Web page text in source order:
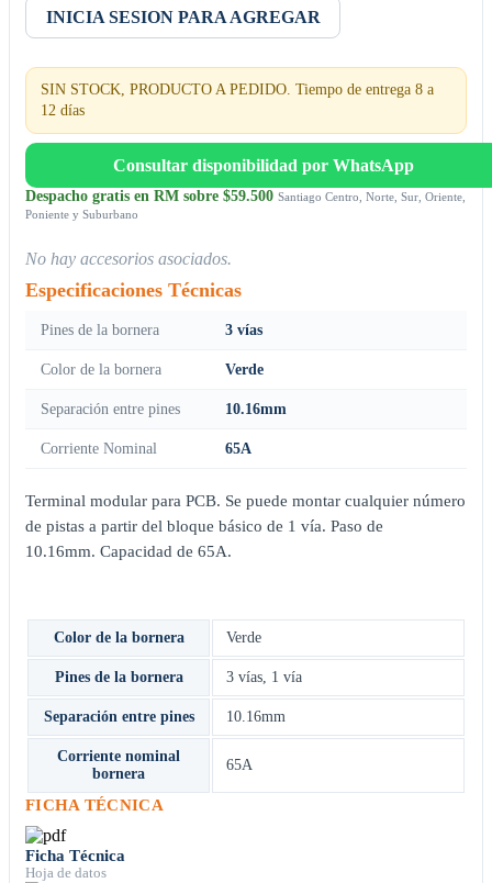
INICIA SESION PARA AGREGAR
SIN STOCK, PRODUCTO A PEDIDO. Tiempo de entrega 8 a
12 días
Consultar disponibilidad por WhatsApp
Despacho gratis en RM sobre $59.500 Santiago Centro, Norte, Sur, Oriente,
Poniente y Suburbano
No hay accesorios asociados.
Especificaciones Técnicas
Pines de la bornera 3 vías
Color de la bornera Verde
Separación entre pines 10.16mm
Corriente Nominal 65A
Terminal modular para PCB. Se puede montar cualquier número
de pistas a partir del bloque básico de 1 vía. Paso de
10.16mm. Capacidad de 65A.
Color de la bornera Verde
Pines de la bornera 3 vías, 1 vía
Separación entre pines 10.16mm
Corriente nominal
bornera
65A
FICHA TÉCNICA
Ficha Técnica
Hoja de datos